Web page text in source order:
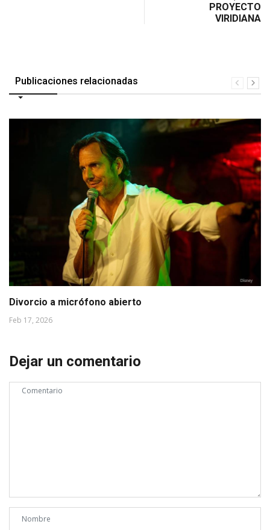
PROYECTO
VIRIDIANA
Publicaciones relacionadas
Divorcio a micrófono abierto
Feb 17, 2026
Dejar un comentario